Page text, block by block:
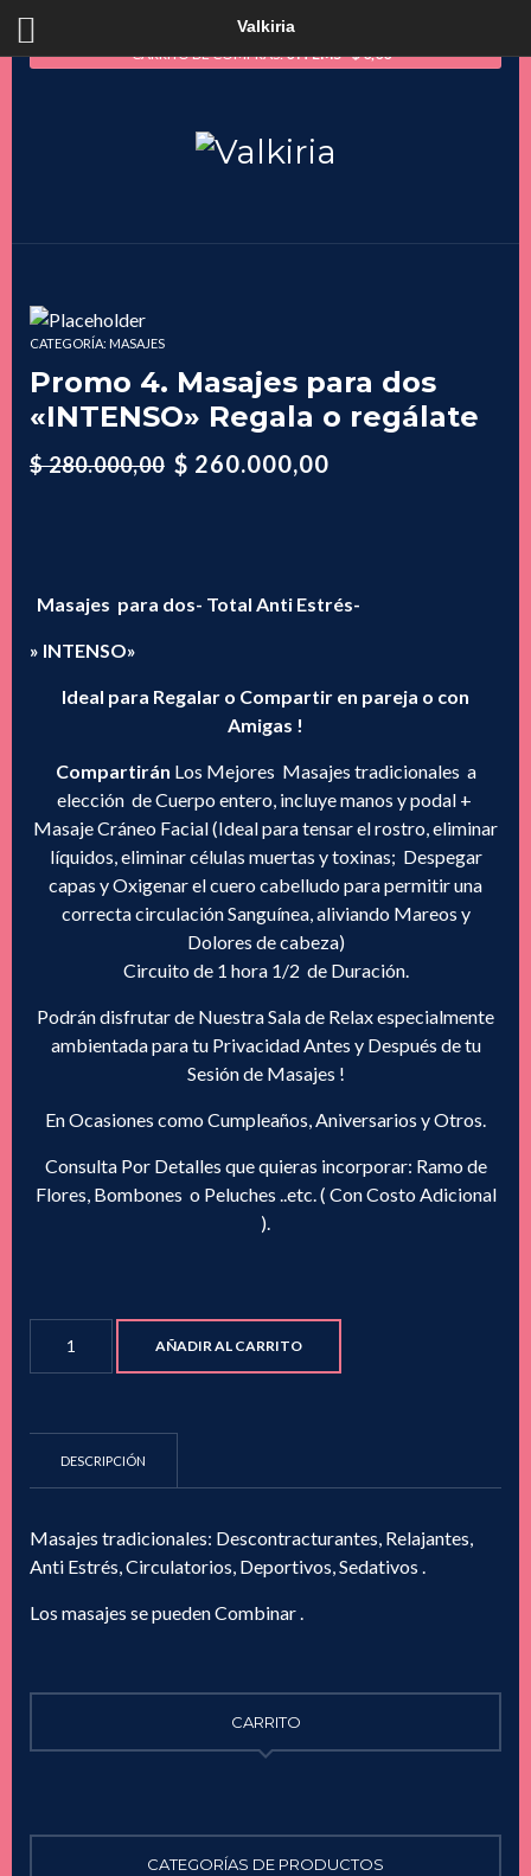
Valkiria
CARRITO DE COMPRAS:0 ITEMS $0,00
CATEGORÍA: MASAJES
Promo 4. Masajes para dos
«INTENSO» Regala o regálate
$280.000,00 El
$ 260.000,00
Masajes para dos- Total Anti Estrés-
» INTENSO»
Ideal para Regalar o Compartir en pareja o con
Amigas !
Compartirán Los Mejores Masajes tradicionales a
elección de Cuerpo entero, incluye manos y podal +
Masaje Cráneo Facial (Ideal para tensar el rostro, eliminar
líquidos, eliminar células muertas y toxinas; Despegar
capas y Oxigenar el cuero cabelludo para permitir una
correcta circulación Sanguínea, aliviando Mareos y
Dolores de cabeza)
Circuito de 1 hora 1/2 de Duración.
Podrán disfrutar de Nuestra Sala de Relax especialmente
ambientada para tu Privacidad Antes y Después de tu
Sesión de Masajes !
En Ocasiones como Cumpleaños, Aniversarios y Otros.
Consulta Por Detalles que quieras incorporar: Ramo de
Flores, Bombones o Peluches ..etc. ( Con Costo Adicional
).
"INTENSO"
o
regálate
AÑADIR AL CARRITO
DESCRIPCIÓN
Masajes tradicionales: Descontracturantes, Relajantes,
Anti Estrés, Circulatorios, Deportivos, Sedativos .
Los masajes se pueden Combinar .
CARRITO
CATEGORÍAS DE PRODUCTOS